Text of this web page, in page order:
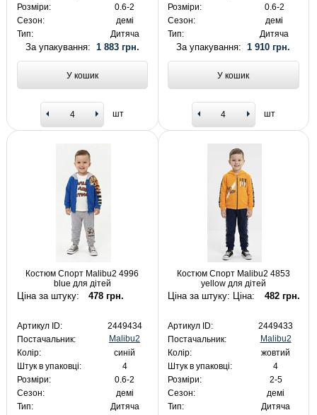
Розміри:
0.6-2
Сезон:
демі
Тип:
Дитяча
За упакування: 1 883 грн.
У кошик
шт
Розміри:
0.6-2
Сезон:
демі
Тип:
Дитяча
За упакування:1 910 грн.
У кошик
шт
Костюм Спорт Malibu2 4996
blue для дітей
Ціна за штуку: 478 грн.
Артикул ID:
2449434
Постачальник:
Malibu2
Колір:
синій
Штук в упаковці:
4
Розміри:
0.6-2
Сезон:
демі
Тип:
Дитяча
Костюм Спорт Malibu2 4853
yellow для дітей
Ціна за штуку: Ціна: 482 грн.
Артикул ID:
2449433
Постачальник:
Malibu2
Колір:
жовтий
Штук в упаковці:
4
Розміри:
2-5
Сезон:
демі
Тип:
Дитяча